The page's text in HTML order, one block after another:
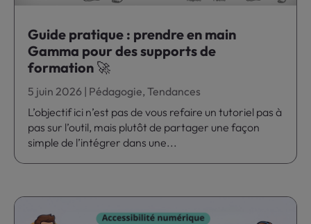
Guide pratique : prendre en main
Gamma pour des supports de
formation 🚀
5 juin 2026 | Pédagogie,Tendances
L’objectif ici n’est pas de vous refaire un tutoriel pas à
pas sur l’outil, mais plutôt de partager une façon
simple de l’intégrer dans une...